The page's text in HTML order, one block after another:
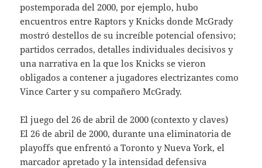
postemporada del 2000, por ejemplo, hubo
encuentros entre Raptors y Knicks donde McGrady
mostró destellos de su increíble potencial ofensivo;
partidos cerrados, detalles individuales decisivos y
una narrativa en la que los Knicks se vieron
obligados a contener a jugadores electrizantes como
Vince Carter y su compañero McGrady.
El juego del 26 de abril de 2000 (contexto y claves)
El 26 de abril de 2000, durante una eliminatoria de
playoffs que enfrentó a Toronto y Nueva York, el
marcador apretado y la intensidad defensiva